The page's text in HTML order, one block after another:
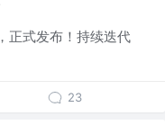
正式发布！持续迭代
23